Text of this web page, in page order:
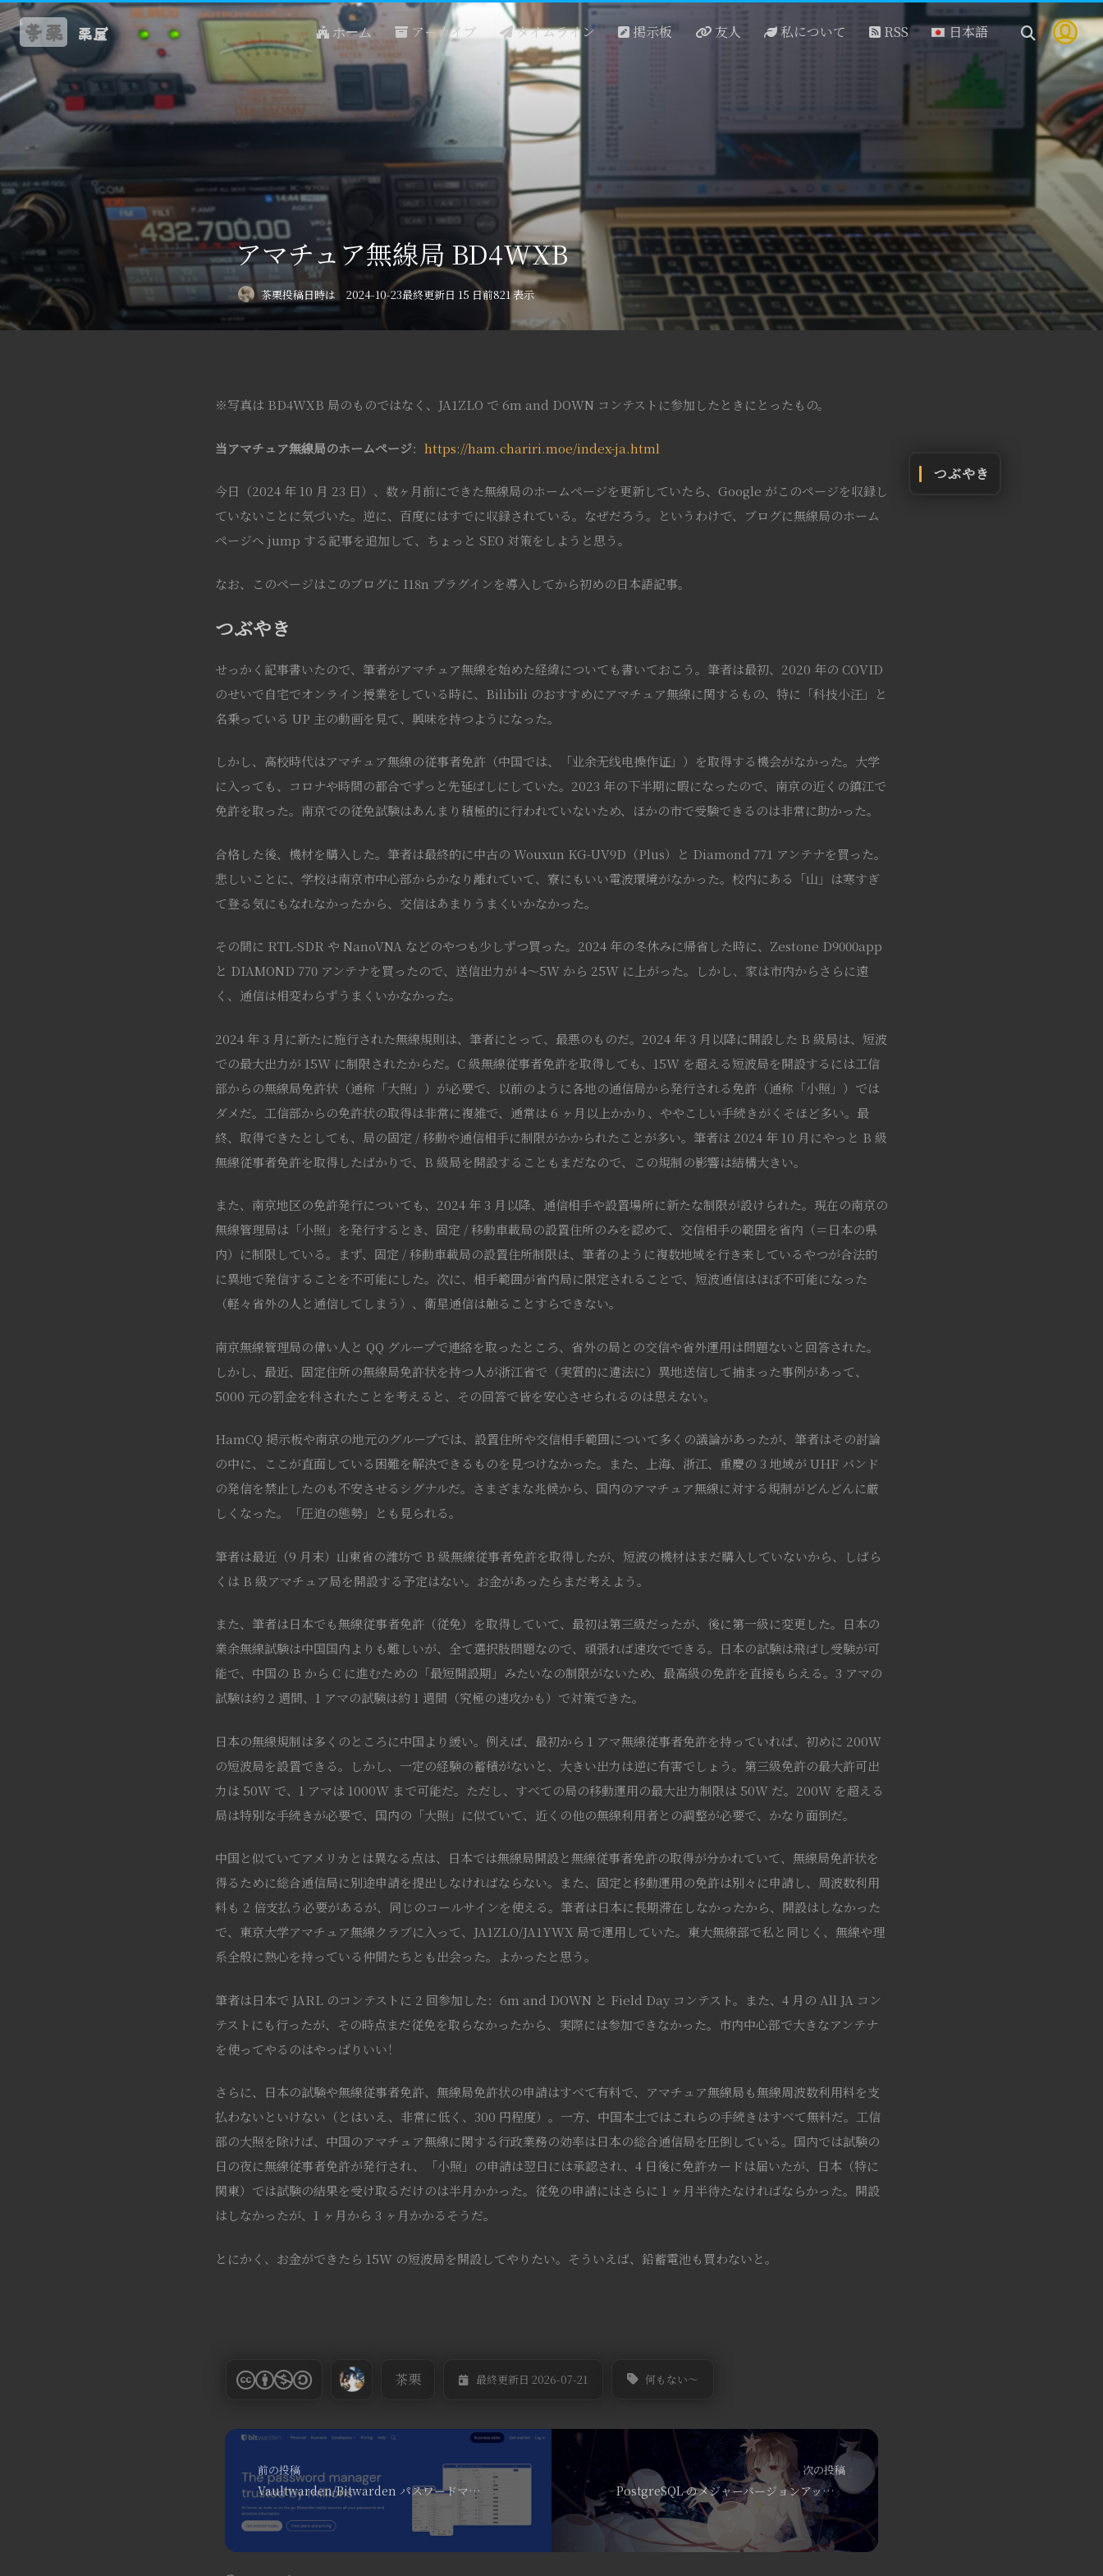
茶栗 栗屋 ホーム アーカイブ タイムライン 掲示板 友人 私について RSS 日本語
アマチュア無線局 BD4WXB
茶栗投稿日時は 2024-10-23最終更新日 15 日前821 表示
※写真は BD4WXB 局のものではなく、JA1ZLO で 6m and DOWN コンテストに参加したときにとったもの。
当アマチュア無線局のホームページ： https://ham.chariri.moe/index-ja.html
今日（2024 年 10 月 23 日）、数ヶ月前にできた無線局のホームページを更新していたら、Google がこのページを収録し
ていないことに気づいた。逆に、百度にはすでに収録されている。なぜだろう。というわけで、ブログに無線局のホーム
ページへ jump する記事を追加して、ちょっと SEO 対策をしようと思う。
なお、このページはこのブログに I18n プラグインを導入してから初めの日本語記事。
つぶやき
せっかく記事書いたので、筆者がアマチュア無線を始めた経緯についても書いておこう。筆者は最初、2020 年の COVID
のせいで自宅でオンライン授業をしている時に、Bilibili のおすすめにアマチュア無線に関するもの、特に「科技小汪」と
名乗っている UP 主の動画を見て、興味を持つようになった。
しかし、高校時代はアマチュア無線の従事者免許（中国では、「业余无线电操作证」）を取得する機会がなかった。大学
に入っても、コロナや時間の都合でずっと先延ばしにしていた。2023 年の下半期に暇になったので、南京の近くの鎮江で
免許を取った。南京での従免試験はあんまり積極的に行われていないため、ほかの市で受験できるのは非常に助かった。
合格した後、機材を購入した。筆者は最終的に中古の Wouxun KG-UV9D（Plus）と Diamond 771 アンテナを買った。
悲しいことに、学校は南京市中心部からかなり離れていて、寮にもいい電波環境がなかった。校内にある「山」は寒すぎ
て登る気にもなれなかったから、交信はあまりうまくいかなかった。
その間に RTL-SDR や NanoVNA などのやつも少しずつ買った。2024 年の冬休みに帰省した時に、Zestone D9000app
と DIAMOND 770 アンテナを買ったので、送信出力が 4～5W から 25W に上がった。しかし、家は市内からさらに遠
く、通信は相変わらずうまくいかなかった。
2024 年 3 月に新たに施行された無線規則は、筆者にとって、最悪のものだ。2024 年 3 月以降に開設した B 級局は、短波
での最大出力が 15W に制限されたからだ。C 級無線従事者免許を取得しても、15W を超える短波局を開設するには工信
部からの無線局免許状（通称「大照」）が必要で、以前のように各地の通信局から発行される免許（通称「小照」）では
ダメだ。工信部からの免許状の取得は非常に複雑で、通常は 6 ヶ月以上かかり、ややこしい手続きがくそほど多い。最
終、取得できたとしても、局の固定 / 移動や通信相手に制限がかかられたことが多い。筆者は 2024 年 10 月にやっと B 級
無線従事者免許を取得したばかりで、B 級局を開設することもまだなので、この規制の影響は結構大きい。
また、南京地区の免許発行についても、2024 年 3 月以降、通信相手や設置場所に新たな制限が設けられた。現在の南京の
無線管理局は「小照」を発行するとき、固定 / 移動車載局の設置住所のみを認めて、交信相手の範囲を省内（＝日本の県
内）に制限している。まず、固定 / 移動車載局の設置住所制限は、筆者のように複数地域を行き来しているやつが合法的
に異地で発信することを不可能にした。次に、相手範囲が省内局に限定されることで、短波通信はほぼ不可能になった
（軽々省外の人と通信してしまう）、衛星通信は触ることすらできない。
南京無線管理局の偉い人と QQ グループで連絡を取ったところ、省外の局との交信や省外運用は問題ないと回答された。
しかし、最近、固定住所の無線局免許状を持つ人が浙江省で（実質的に違法に）異地送信して捕まった事例があって、
5000 元の罰金を科されたことを考えると、その回答で皆を安心させられるのは思えない。
HamCQ 掲示板や南京の地元のグループでは、設置住所や交信相手範囲について多くの議論があったが、筆者はその討論
の中に、ここが直面している困難を解決できるものを見つけなかった。また、上海、浙江、重慶の 3 地域が UHF バンド
の発信を禁止したのも不安させるシグナルだ。さまざまな兆候から、国内のアマチュア無線に対する規制がどんどんに厳
しくなった。「圧迫の態勢」とも見られる。
筆者は最近（9 月末）山東省の潍坊で B 級無線従事者免許を取得したが、短波の機材はまだ購入していないから、しばら
くは B 級アマチュア局を開設する予定はない。お金があったらまだ考えよう。
また、筆者は日本でも無線従事者免許（従免）を取得していて、最初は第三級だったが、後に第一級に変更した。日本の
業余無線試験は中国国内よりも難しいが、全て選択肢問題なので、頑張れば速攻でできる。日本の試験は飛ばし受験が可
能で、中国の B から C に進むための「最短開設期」みたいなの制限がないため、最高級の免許を直接もらえる。3 アマの
試験は約 2 週間、1 アマの試験は約 1 週間（究極の速攻かも）で対策できた。
日本の無線規制は多くのところに中国より緩い。例えば、最初から 1 アマ無線従事者免許を持っていれば、初めに 200W
の短波局を設置できる。しかし、一定の経験の蓄積がないと、大きい出力は逆に有害でしょう。第三級免許の最大許可出
力は 50W で、1 アマは 1000W まで可能だ。ただし、すべての局の移動運用の最大出力制限は 50W だ。200W を超える
局は特別な手続きが必要で、国内の「大照」に似ていて、近くの他の無線利用者との調整が必要で、かなり面倒だ。
中国と似ていてアメリカとは異なる点は、日本では無線局開設と無線従事者免許の取得が分かれていて、無線局免許状を
得るために総合通信局に別途申請を提出しなければならない。また、固定と移動運用の免許は別々に申請し、周波数利用
料も 2 倍支払う必要があるが、同じのコールサインを使える。筆者は日本に長期滞在しなかったから、開設はしなかった
で、東京大学アマチュア無線クラブに入って、JA1ZLO/JA1YWX 局で運用していた。東大無線部で私と同じく、無線や理
系全般に熱心を持っている仲間たちとも出会った。よかったと思う。
筆者は日本で JARL のコンテストに 2 回参加した：6m and DOWN と Field Day コンテスト。また、4 月の All JA コン
テストにも行ったが、その時点まだ従免を取らなかったから、実際には参加できなかった。市内中心部で大きなアンテナ
を使ってやるのはやっぱりいい！
さらに、日本の試験や無線従事者免許、無線局免許状の申請はすべて有料で、アマチュア無線局も無線周波数利用料を支
払わないといけない（とはいえ、非常に低く、300 円程度）。一方、中国本土ではこれらの手続きはすべて無料だ。工信
部の大照を除けば、中国のアマチュア無線に関する行政業務の効率は日本の総合通信局を圧倒している。国内では試験の
日の夜に無線従事者免許が発行され、「小照」の申請は翌日には承認され、4 日後に免許カードは届いたが、日本（特に
関東）では試験の結果を受け取るだけのは半月かかった。従免の申請にはさらに 1 ヶ月半待たなければならかった。開設
はしなかったが、1 ヶ月から 3 ヶ月かかるそうだ。
とにかく、お金ができたら 15W の短波局を開設してやりたい。そういえば、鉛蓄電池も買わないと。
茶栗 最終更新日 2026-07-21 何もない～
つぶやき
前の投稿
Vaultwarden/Bitwarden パスワードマネージャー + 認証についてディスカッション 【セルフホスティング奮闘記 3/3】
次の投稿
PostgreSQL のメジャーバージョンアップ：logical replication（論理レプリケーション）を使って